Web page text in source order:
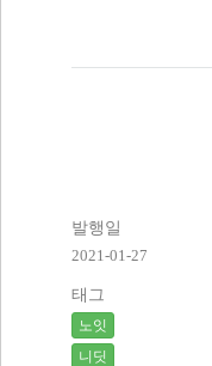
발행일
2021-01-27
태그
노잇
니딧